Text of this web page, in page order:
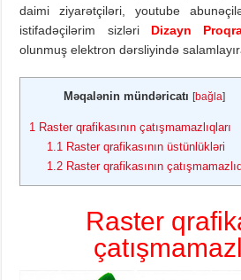
daimi ziyarətçiləri, youtube
istifadəçilərim sizləri Dizayn
olunmuş elektron dərsliyində
Məqalənin mündəricatı [bağla]
1 Raster qrafikasının çatışmamazlıqları
1.1 Raster qrafikasının üstünlükləri
1.2 Raster qrafikasının
Raster